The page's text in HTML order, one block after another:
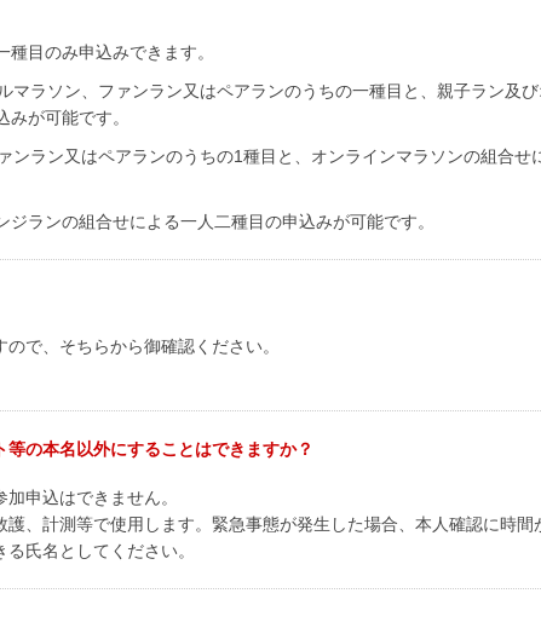
目のみ申込みできます。
ラソン、ファンラン又はペアランのうちの一種目と、親子ラン及
が可能です。
ラン又はペアランのうちの1種目と、オンラインマラソンの組合せ
ランの組合せによる一人二種目の申込みが可能です。
で、そちらから御確認ください。
の本名以外にすることはできますか？
申込はできません。
、計測等で使用します。緊急事態が発生した場合、本人確認に時間
氏名としてください。